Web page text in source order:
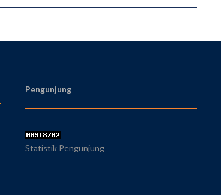
Pengunjung
Statistik Pengunjung